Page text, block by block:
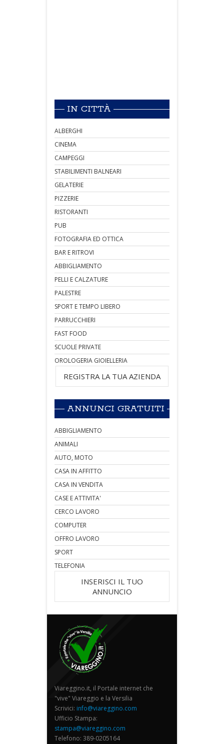
IN CITTÀ
ALBERGHI
CINEMA
CAMPEGGI
STABILIMENTI BALNEARI
GELATERIE
PIZZERIE
RISTORANTI
PUB
FOTOGRAFIA ED OTTICA
BAR E RITROVI
ABBIGLIAMENTO
PELLI E CALZATURE
PALESTRE
SPORT E TEMPO LIBERO
PARRUCCHIERI
FAST FOOD
SCUOLE PRIVATE
OROLOGERIA GIOIELLERIA
REGISTRA LA TUA AZIENDA
ANNUNCI GRATUITI
ABBIGLIAMENTO
ANIMALI
AUTO, MOTO
CASA IN AFFITTO
CASA IN VENDITA
CASE E ATTIVITA'
CERCO LAVORO
COMPUTER
OFFRO LAVORO
SPORT
TELEFONIA
INSERISCI IL TUO
ANNUNCIO
Viareggino.it, il Portale internet che
"vive" Viareggio e la Versilia
Scrivici: info@viareggino.com
Ufficio Stampa:
stampa@viareggino.com
Telefono: 389-0205164